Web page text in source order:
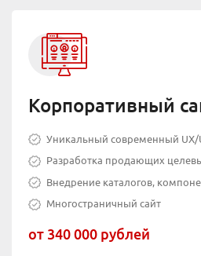
Корпоративный
Уникальный современный UX/
Разработка продающих
Внедрение каталогов,
Многостраничный сайт
от 340 000 рублей